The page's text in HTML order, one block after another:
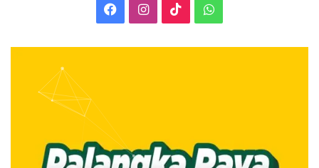
FacebookInstagram
TikTokWhatsApp